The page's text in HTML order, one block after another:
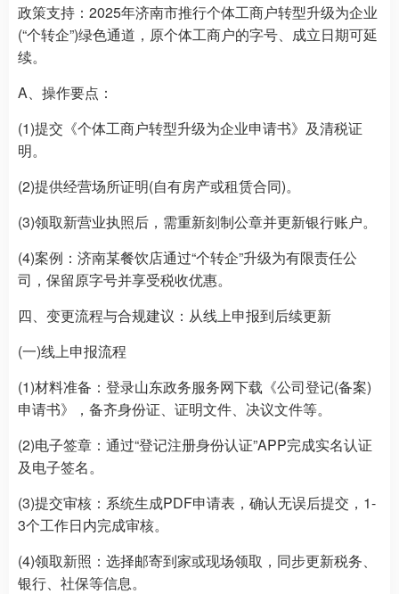
政策支持：2025年济南市推行个体工商户转型升级为企业
(“个转企”)绿色通道，原个体工商户的字号、成立日期可延
续。
A、操作要点：
(1)提交《个体工商户转型升级为企业申请书》及清税证
明。
(2)提供经营场所证明(自有房产或租赁合同)。
(3)领取新营业执照后，需重新刻制公章并更新银行账户。
(4)案例：济南某餐饮店通过“个转企”升级为有限责任公
司，保留原字号并享受税收优惠。
四、变更流程与合规建议：从线上申报到后续更新
(一)线上申报流程
(1)材料准备：登录山东政务服务网下载《公司登记(备案)
申请书》，备齐身份证、证明文件、决议文件等。
(2)电子签章：通过“登记注册身份认证”APP完成实名认证
及电子签名。
(3)提交审核：系统生成PDF申请表，确认无误后提交，1-
3个工作日内完成审核。
(4)领取新照：选择邮寄到家或现场领取，同步更新税务、
银行、社保等信息。